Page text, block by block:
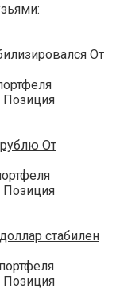
От
Позиция
От
Позиция
стабилен
Позиция